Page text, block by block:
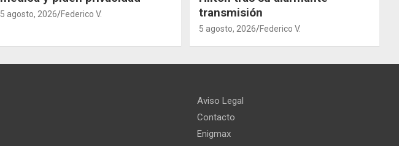
5 agosto, 2026 Federico V.
transmisión
5 agosto, 2026 Federico V.
Aviso Legal
Contacto
Enigmax